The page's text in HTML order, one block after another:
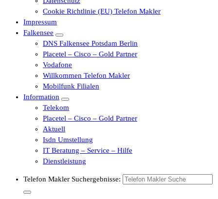
Cookie Richtlinie (EU) Telefon Makler
Impressum
Falkensee
DNS Falkensee Potsdam Berlin
Placetel – Cisco – Gold Partner
Vodafone
Willkommen Telefon Makler
Mobilfunk Filialen
Information
Telekom
Placetel – Cisco – Gold Partner
Aktuell
Isdn Umstellung
IT Beratung – Service – Hilfe
Dienstleistung
Telefon Makler Suchergebnisse: